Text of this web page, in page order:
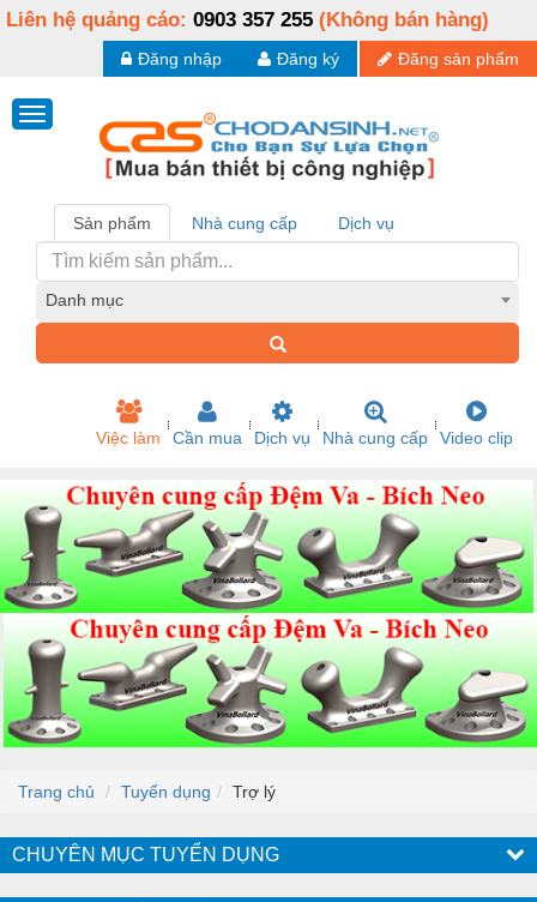
Liên hệ quảng cáo: 0903 357 255 (Không bán hàng)
Đăng sản phẩm
Đăng ký
Đăng nhập
Sản phẩm Nhà cung cấp Dịch vụ
Danh mục
Việc làm Cần mua Dịch vụ Nhà cung cấp Video clip
Trang chủ Tuyển dụng Trợ lý
CHUYÊN MỤC TUYỂN DỤNG